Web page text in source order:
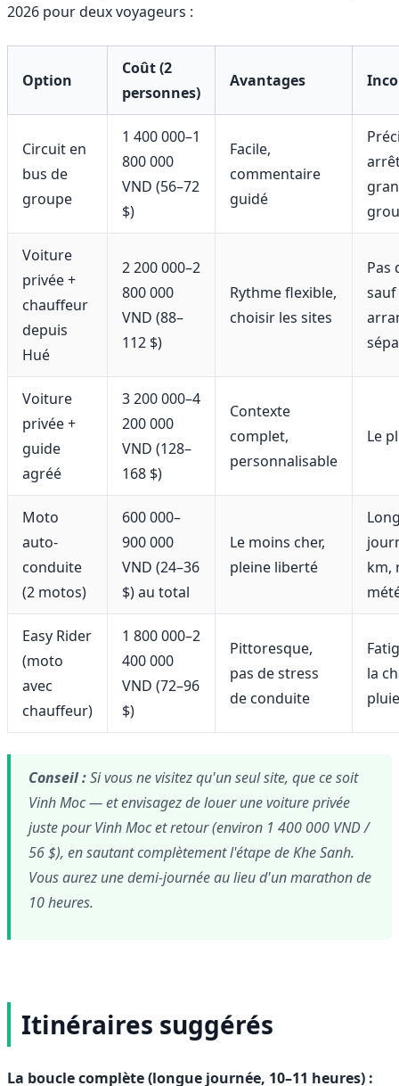
2026 pour deux voyageurs :
Option
Coût (2
personnes)
Avantages
Circuit en
bus de
groupe
1 400 000–1
800 000
VND (56–72
$)
Facile,
commentaire
guidé
Voiture
privée +
chauffeur
depuis
Hué
2 200 000–2
800 000
VND (88–
112 $)
Rythme flexible,
choisir les sites
Pas
sauf
Voiture
privée +
guide
agréé
3 200 000–4
200 000
VND (128–
168 $)
Contexte
complet,
personnalisable
Le
Moto
auto-
conduite
(2 motos)
600 000–
900 000
VND (24–36
$) au total
Le moins cher,
pleine liberté
km,
Easy Rider
(moto
avec
chauffeur)
1 800 000–2
400 000
VND (72–96
$)
Pittoresque,
pas de stress
de conduite
la
pluie
Conseil :Si vous ne visitez qu'un seul site, que ce soit
Vinh Moc — et envisagez de louer une voiture privée
juste pour Vinh Moc et retour (environ 1 400 000 VND /
56 $), en sautant complètement l'étape de Khe Sanh.
Vous aurez une demi-journée au lieu d'un marathon de
10 heures.
Itinéraires suggérés
La boucle complète (longue journée, 10–11 heures) :